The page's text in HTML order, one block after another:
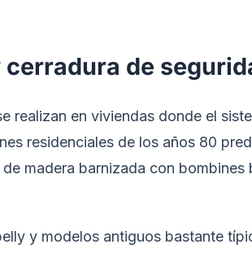
de
realizan en viviendas donde el
residenciales de los años 80
madera barnizada con bombines
y modelos antiguos bastante